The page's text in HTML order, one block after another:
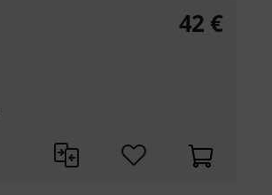
42 €